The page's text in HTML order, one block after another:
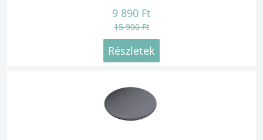
9 890 Ft
15 990 Ft
Részletek